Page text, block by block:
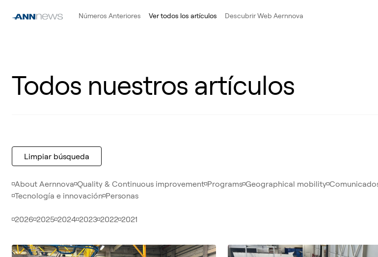
Números Anteriores Ver todos los artículos Descubrir Web Aernnova
Todos nuestros artículos
Limpiar búsqueda
About Aernnova Quality & Continuous improvement Programs Geographical mobility
Tecnología e innovación Personas
2026 2025 2024 2023 2022 2021